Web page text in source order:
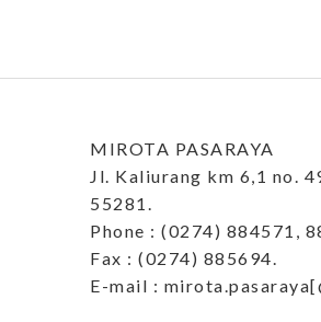
MIROTA PASARAYA
Jl. Kaliurang km 6,1 no.
55281.
Phone : (0274) 884571,
Fax : (0274) 885694.
E-mail :